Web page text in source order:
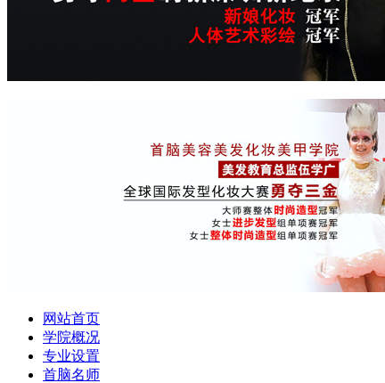
网站首页
学院概况
专业设置
首脑名师